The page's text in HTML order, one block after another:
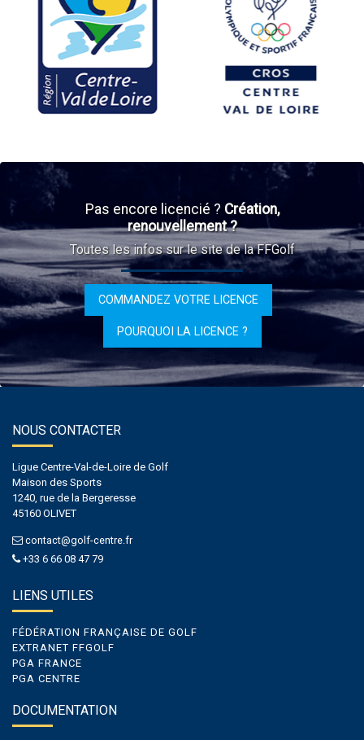
Pas encore licencié ? Création,
renouvellement ?
Toutes les infos sur le site de la FFGolf
COMMANDEZ VOTRE LICENCE
POURQUOI LA LICENCE ?
NOUS CONTACTER
Ligue Centre-Val-de-Loire de Golf
Maison des Sports
1240, rue de la Bergeresse
45160 OLIVET
contact@golf-centre.fr
+33 6 66 08 47 79
LIENS UTILES
FÉDÉRATION FRANÇAISE DE GOLF
EXTRANET FFGOLF
PGA FRANCE
PGA CENTRE
DOCUMENTATION